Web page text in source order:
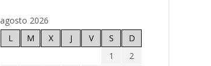
agosto 2026
L
M X J V S
D
1
2